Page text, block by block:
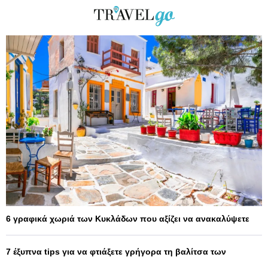
6 γραφικά χωριά των Κυκλάδων που αξίζει να ανακαλύψετε
7 έξυπνα tips για να φτιάξετε γρήγορα τη βαλίτσα των